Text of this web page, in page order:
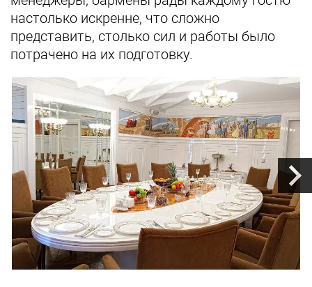
настолько искренне, что сложно
представить, столько сил и работы было
потрачено на их подготовку.